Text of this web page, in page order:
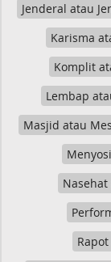
Jenderal atau
Karisma
Komplit
Lembap
Masjid atau